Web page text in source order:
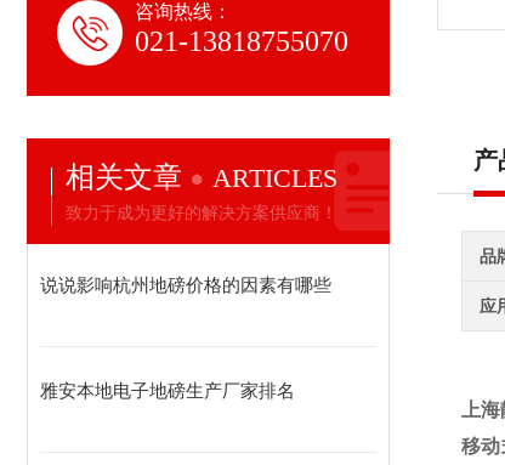
咨询热线：
021-13818755070
相关文章 ARTICLES
致力于成为更好的解决方案供应商！
说说影响杭州地磅价格的因素有哪些
雅安本地电子地磅生产厂家排名
产
品
应
上
移动